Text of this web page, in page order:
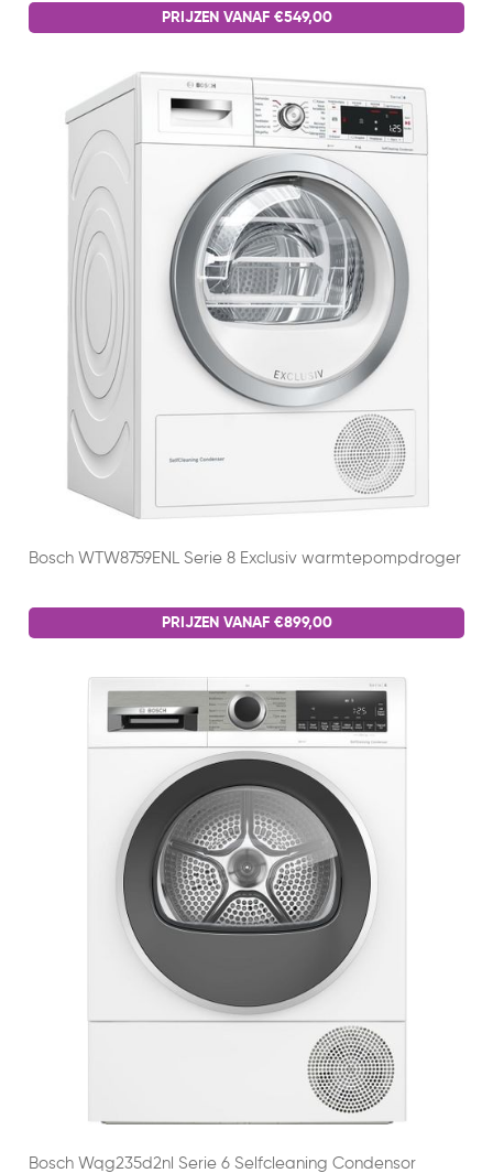
PRIJZEN VANAF €549,00
Bosch WTW8759ENL Serie 8 Exclusiv warmtepompdroger
PRIJZEN VANAF €899,00
Bosch Wqg235d2nl Serie 6 Selfcleaning Condensor